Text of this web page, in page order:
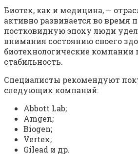
Биотех, как и медицина, —
активно развивается во время
постковидную эпоху люди
внимания состоянию своего
биотехнологические компании
стабильность.
Специалисты рекомендуют
следующих компаний:
Abbott Lab;
Amgen;
Biogen;
Vertex;
Gilead и др.